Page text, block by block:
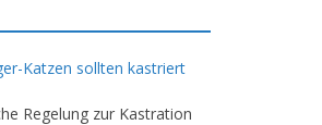
Katzen sollten kastriert
Regelung zur Kastration